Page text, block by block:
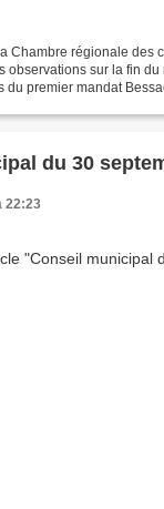
Chambre régionale des
observations sur la fin
du premier mandat
du 30
22:23